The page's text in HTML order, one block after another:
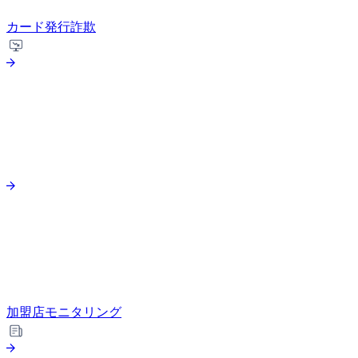
カード発行詐欺
加盟店モニタリング